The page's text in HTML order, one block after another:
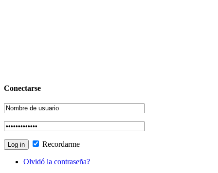
Conectarse
Recordarme
Olvidó la contraseña?